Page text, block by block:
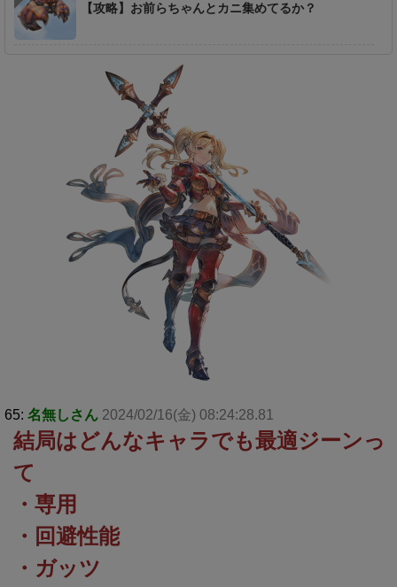
【攻略】お前らちゃんとカニ集めてるか？
65: 名無しさん 2024/02/16(金) 08:24:28.81
結局はどんなキャラでも最適ジーンっ
て
・専用
・回避性能
・ガッツ